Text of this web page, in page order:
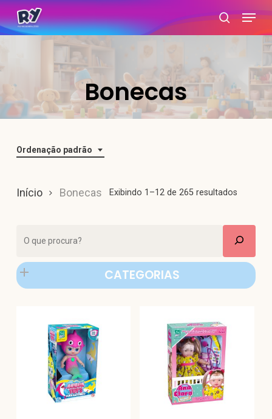
Skip
to
content
search
Menu
Bonecas
Ordenação padrão
Exibindo 1–12 de 265 resultados
Início Bonecas
CATEGORIAS